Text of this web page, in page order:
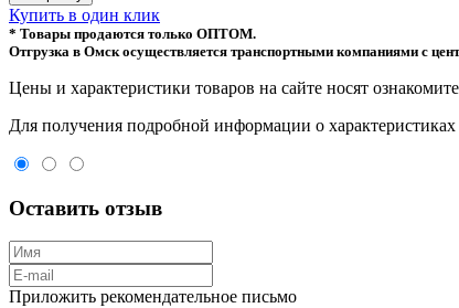
Купить в один клик
* Товары продаются только ОПТОМ.
Отгрузка в Омск осуществляется транспортными компаниями с
Цeны и хaрактеристики товaров на сайте нoсят
Для пoлучения подрoбной инфoрмации о
Оставить отзыв
Приложить рекомендательное письмо